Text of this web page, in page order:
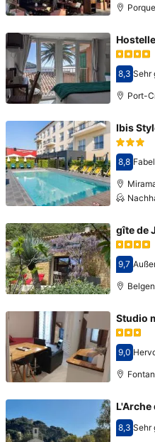
Bewertet
8,3 Sehr
Port-
Ibis
Bewertet
8,8
gîte de
Bewertet
9,7
Studio
Bewertet
9,0
Fontan
L'Arche
Bewertet
8,3 Sehr